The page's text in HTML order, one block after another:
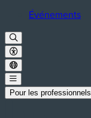
Événements
Pour les professionnels